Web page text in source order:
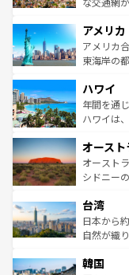
ンツ一覧
の建物が
博物館も
ことがで
ば市内交通
着のスイ
アメリカ
アメリカ
東海岸の
のような
ンメント
西部には
部のニュ
文化が魅
しみなが
ならではの贅沢
情報はコ
ハワイ
年間を通
ハワイは
ワイ島は
島だが、
おすすめ
れるおも
人々、お
ク、伝統
ワイを、存分に味
オース
オースト
シドニー
リアリー
ク）、タ
ど、見ど
いる。ア
台湾
日本から
自然が織
ン）、静
韓国